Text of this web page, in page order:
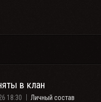
в клан
18:30 Личный состав